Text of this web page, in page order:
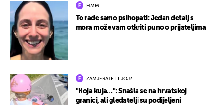
HMM…
To rade samo psihopati: Jedan detalj s
mora može vam otkriti puno o prijateljima
ZAMJERATE LI JOJ?
"Koja kuja…": Snašla se na hrvatskoj
granici, ali gledatelji su podijeljeni